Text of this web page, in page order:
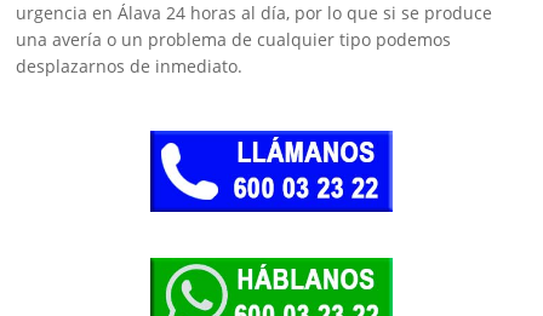
urgencia en Álava 24 horas al día, por lo que si se produce
una avería o un problema de cualquier tipo podemos
desplazarnos de inmediato.